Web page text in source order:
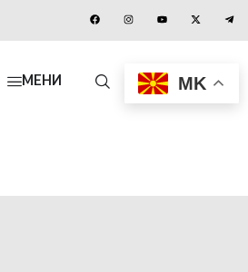
МЕНИ MK